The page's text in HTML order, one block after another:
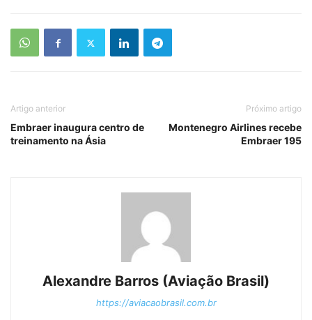
Artigo anterior
Embraer inaugura centro de
treinamento na Ásia
Próximo artigo
Montenegro Airlines recebe
Embraer 195
Alexandre Barros (Aviação Brasil)
https://aviacaobrasil.com.br